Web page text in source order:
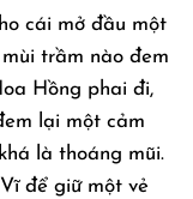
cái mở đầu một
trầm nào đem
Hồng phai đi,
lại một cảm
là thoáng mũi.
để giữ một vẻ